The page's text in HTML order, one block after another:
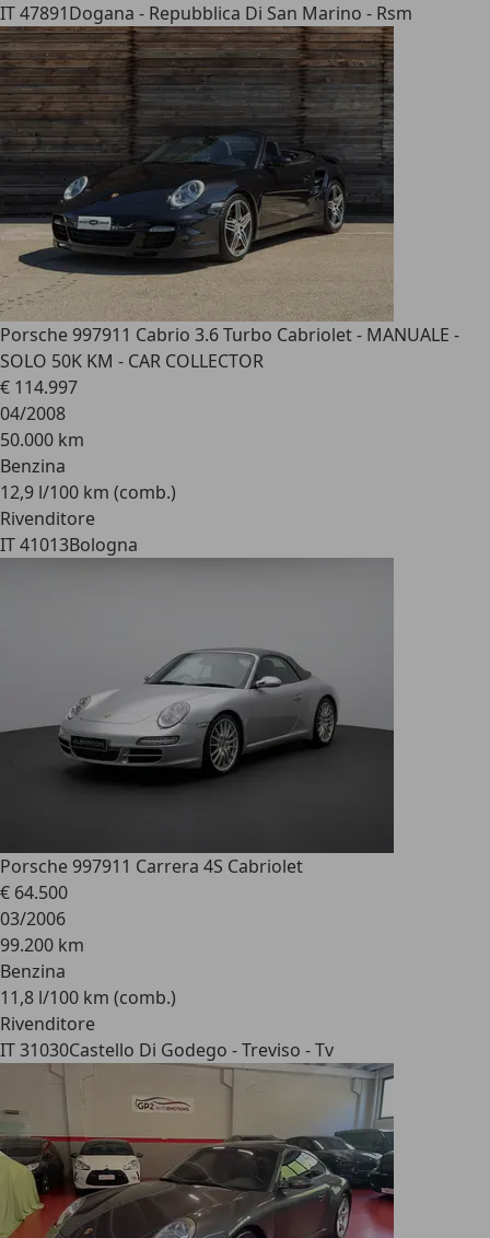
IT 47891Dogana - Repubblica Di San Marino - Rsm
Porsche 997911 Cabrio 3.6 Turbo Cabriolet - MANUALE -
SOLO 50K KM - CAR COLLECTOR
€ 114.997
04/2008
50.000 km
Benzina
12,9 l/100 km (comb.)
Rivenditore
IT 41013Bologna
Porsche 997911 Carrera 4S Cabriolet
€ 64.500
03/2006
99.200 km
Benzina
11,8 l/100 km (comb.)
Rivenditore
IT 31030Castello Di Godego - Treviso - Tv